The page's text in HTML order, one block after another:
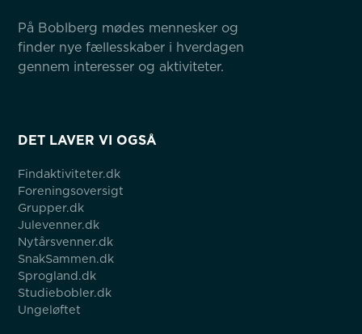
På Boblberg mødes mennesker og
finder nye fællesskaber i hverdagen
gennem interesser og aktiviteter.
DET LAVER VI OGSÅ
Findaktiviteter.dk
Foreningsoversigt
Grupper.dk
Julevenner.dk
Nytårsvenner.dk
SnakSammen.dk
Sprogland.dk
Studiebobler.dk
Ungeløftet